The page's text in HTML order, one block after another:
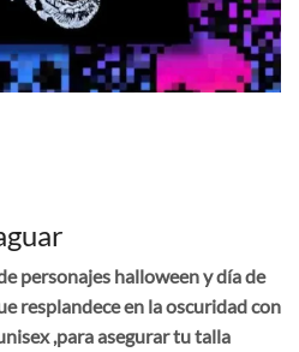
personajes halloween y día de
resplandece en la oscuridad con
,para asegurar tu talla